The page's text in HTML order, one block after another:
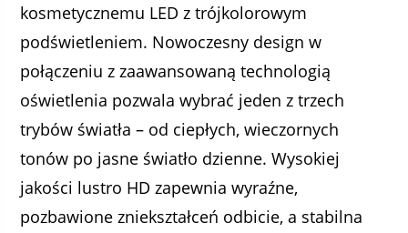
kosmetycznemu LED z trójkolorowym
podświetleniem. Nowoczesny design w
połączeniu z zaawansowaną technologią
oświetlenia pozwala wybrać jeden z trzech
trybów światła – od ciepłych, wieczornych
tonów po jasne światło dzienne. Wysokiej
jakości lustro HD zapewnia wyraźne,
pozbawione zniekształceń odbicie, a stabilna